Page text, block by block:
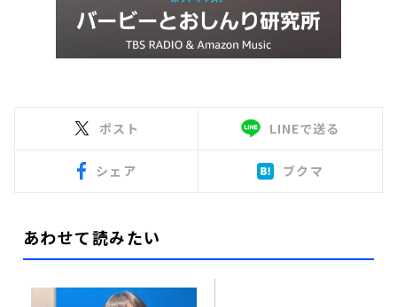
ポスト LINEで送る
シェア ブクマ
あわせて読みたい